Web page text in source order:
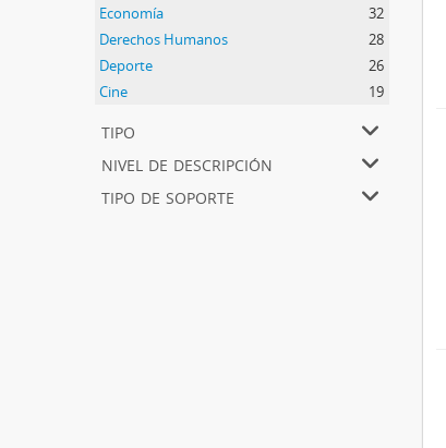
Economía
32
Derechos Humanos
28
Deporte
26
Cine
19
tipo
nivel de descripción
tipo de soporte